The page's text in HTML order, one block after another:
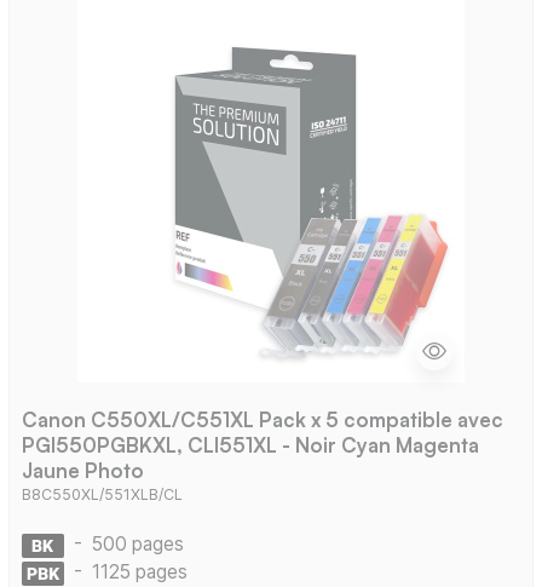
Canon C550XL/C551XL Pack x 5 compatible avec
PGI550PGBKXL, CLI551XL - Noir Cyan Magenta
Jaune Photo
B8C550XL/551XLB/CL
- 500 pages
- 1125 pages